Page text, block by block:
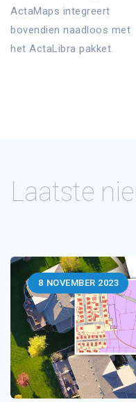
ActaMaps integreert
bovendien naadloos met
het ActaLibra pakket.
Laatste
8 NOVEMBER 2023